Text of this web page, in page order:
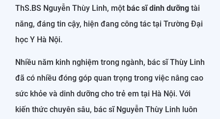
ThS.BS Nguyễn Thùy Linh, một bác sĩ dinh dưỡng tài
năng, đáng tin cậy, hiện đang công tác tại Trường Đại
học Y Hà Nội.
Nhiều năm kinh nghiệm trong ngành, bác sĩ Thùy Linh
đã có nhiều đóng góp quan trọng trong việc nâng cao
sức khỏe và dinh dưỡng cho trẻ em tại Hà Nội. Với
kiến thức chuyên sâu, bác sĩ Nguyễn Thùy Linh luôn